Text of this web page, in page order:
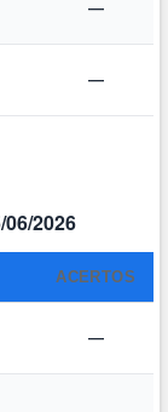
—
—
2026
ACERTOS
—